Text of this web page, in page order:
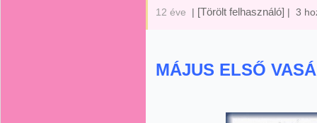
12 éve | [Törölt felhasználó] | 3
MÁJUS ELSŐ